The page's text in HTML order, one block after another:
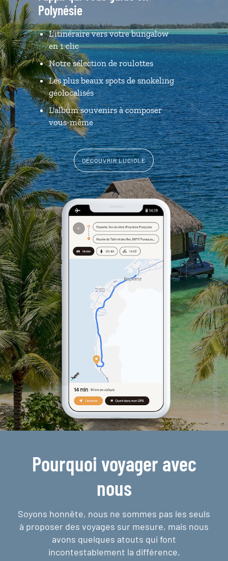
Polynésie
L’itinéraire vers votre bungalow
en 1 clic
Notre sélection de roulottes
Les plus beaux spots de snokeling
géolocalisés
L'album souvenirs à composer
vous-même
DÉCOUVRIR LUCIOLE
Pourquoi voyager avec
nous
Soyons honnête, nous ne sommes pas les seuls
à proposer des voyages sur mesure, mais nous
avons quelques atouts qui font
incontestablement la différence.